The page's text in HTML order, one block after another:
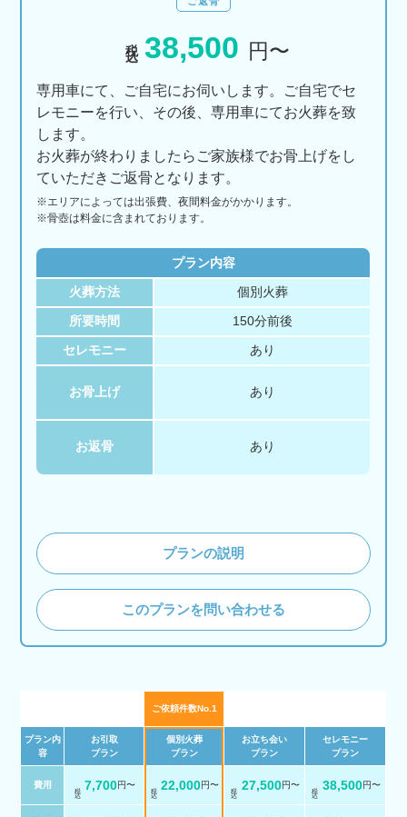
38,500 円〜
専用車にて、ご自宅にお伺いします。ご自宅でセ
レモニーを行い、その後、専用車にてお火葬を致
します。
お火葬が終わりましたらご家族様でお骨上げをし
ていただきご返骨となります。
※エリアによっては出張費、夜間料金がかかります。
※骨壺は料金に含まれております。
プラン内容
火葬方法 個別火葬
所要時間 150分前後
セレモニー あり
お骨上げ あり
お返骨 あり
プランの説明
このプランを問い合わせる
ご依頼件数No.1
プラン内
容
お引取
プラン
個別火葬
プラン
お立ち会い
プラン
セレモニー
プラン
費用 7,700円〜 22,000円〜 27,500円〜 38,500円〜